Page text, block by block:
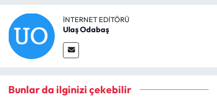
İNTERNET EDITÖRÜ
Ulaş Odabaş
Bunlar da ilginizi çekebilir